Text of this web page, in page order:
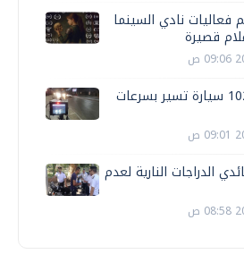
فعاليات نادي السينما
رادار المرور يلتقط 1028 سيارة تسير بسرعات
لقائدي الدراجات النارية لعدم